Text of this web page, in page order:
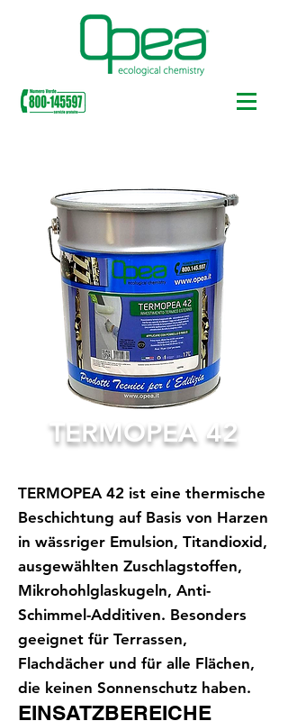
TERMOPEA 42
TERMOPEA 42 ist eine thermische
Beschichtung auf Basis von Harzen
in wässriger Emulsion, Titandioxid,
ausgewählten Zuschlagstoffen,
Mikrohohlglaskugeln, Anti-
Schimmel-Additiven. Besonders
geeignet für Terrassen,
Flachdächer und für alle Flächen,
die keinen Sonnenschutz haben.
EINSATZBEREICHE